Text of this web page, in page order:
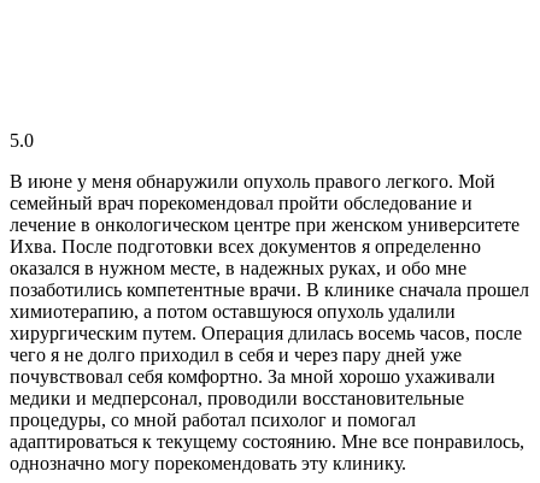
5.0
В июне у меня обнаружили опухоль правого легкого. Мой
семейный врач порекомендовал пройти обследование и
лечение в онкологическом центре при женском университете
Ихва. После подготовки всех документов я определенно
оказался в нужном месте, в надежных руках, и обо мне
позаботились компетентные врачи. В клинике сначала прошел
химиотерапию, а потом оставшуюся опухоль удалили
хирургическим путем. Операция длилась восемь часов, после
чего я не долго приходил в себя и через пару дней уже
почувствовал себя комфортно. За мной хорошо ухаживали
медики и медперсонал, проводили восстановительные
процедуры, со мной работал психолог и помогал
адаптироваться к текущему состоянию. Мне все понравилось,
однозначно могу порекомендовать эту клинику.